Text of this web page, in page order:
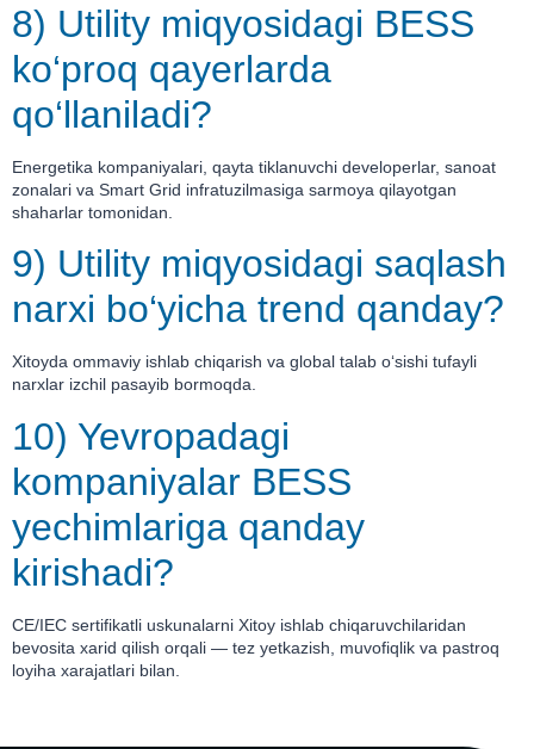
8) Utility miqyosidagi BESS
ko‘proq qayerlarda
qo‘llaniladi?
Energetika kompaniyalari, qayta tiklanuvchi developerlar, sanoat
zonalari va Smart Grid infratuzilmasiga sarmoya qilayotgan
shaharlar tomonidan.
9) Utility miqyosidagi saqlash
narxi bo‘yicha trend qanday?
Xitoyda ommaviy ishlab chiqarish va global talab o‘sishi tufayli
narxlar izchil pasayib bormoqda.
10) Yevropadagi
kompaniyalar BESS
yechimlariga qanday
kirishadi?
CE/IEC sertifikatli uskunalarni Xitoy ishlab chiqaruvchilaridan
bevosita xarid qilish orqali — tez yetkazish, muvofiqlik va pastroq
loyiha xarajatlari bilan.